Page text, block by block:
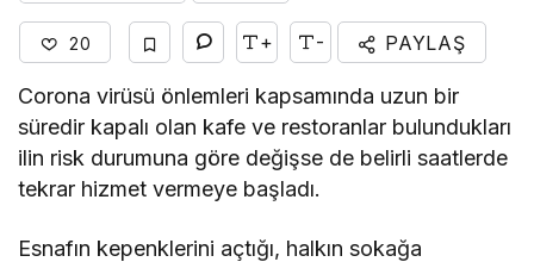
20 + - PAYLAŞ
Corona virüsü önlemleri kapsamında uzun bir
süredir kapalı olan kafe ve restoranlar bulundukları
ilin risk durumuna göre değişse de belirli saatlerde
tekrar hizmet vermeye başladı.
Esnafın kepenklerini açtığı, halkın sokağa